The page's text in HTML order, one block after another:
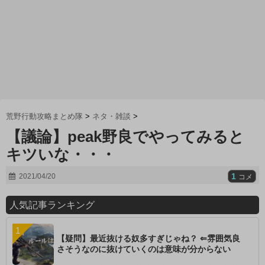
荒野行動攻略まとめ隊 > ネタ・雑談 >
【議論】peak野良でやってみると
キツいな・・・
2021/04/20 1 コメ
人気記事ランキング
【疑問】最近抜ける奴多すぎじゃね？ ⇐雰囲気良
さそうなのに抜けていくのは意味が分からない